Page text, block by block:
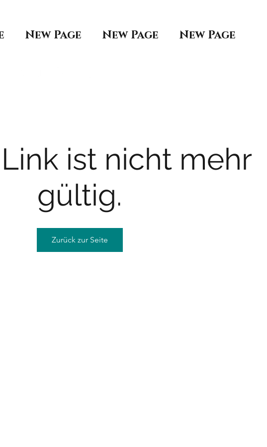
New Page New Page New Page
ist nicht mehr
gültig.
Zurück zur Seite